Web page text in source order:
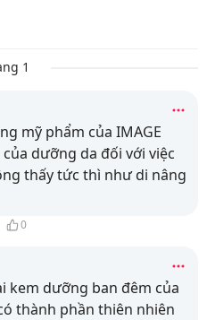
1
mỹ phẩm của IMAGE
của dưỡng da đối với việc
thấy tức thì như di nâng
0
kem dưỡng ban đêm của
thành phần thiên nhiên